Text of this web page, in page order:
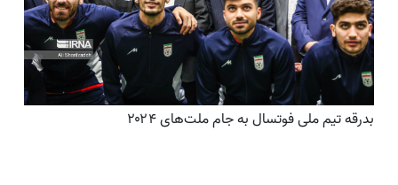
بدرقه تیم ملی فوتسال به جام ملت‌های ۲۰۲۴